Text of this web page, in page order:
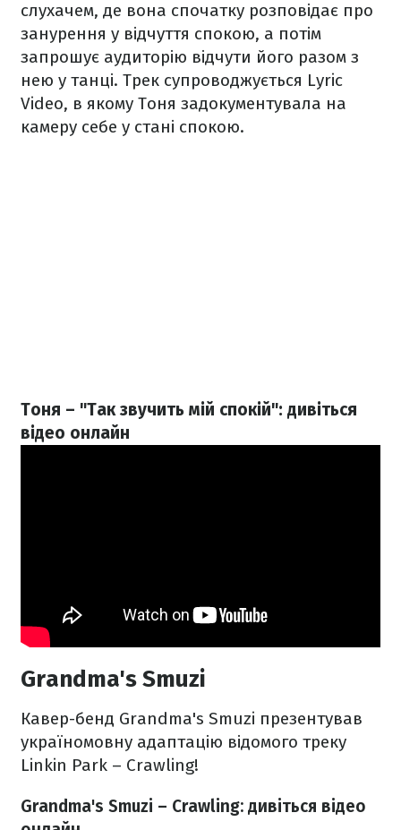
слухачем, де вона спочатку розповідає про
занурення у відчуття спокою, а потім
запрошує аудиторію відчути його разом з
нею у танці. Трек супроводжується Lyric
Video, в якому Тоня задокументувала на
камеру себе у стані спокою.
Тоня – "Так звучить мій спокій": дивіться
відео онлайн
Grandma's Smuzi
Кавер-бенд Grandma's Smuzi презентував
україномовну адаптацію відомого треку
Linkin Park – Crawling!
Grandma's Smuzi – Crawling: дивіться відео